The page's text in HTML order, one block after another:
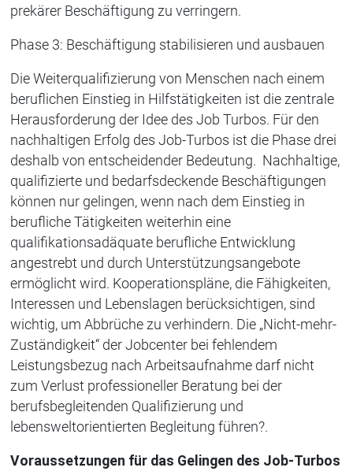
prekärer Beschäftigung zu verringern.
Phase 3: Beschäftigung stabilisieren und ausbauen
Die Weiterqualifizierung von Menschen nach einem
beruflichen Einstieg in Hilfstätigkeiten ist die zentrale
Herausforderung der Idee des Job Turbos. Für den
nachhaltigen Erfolg des Job-Turbos ist die Phase drei
deshalb von entscheidender Bedeutung. Nachhaltige,
qualifizierte und bedarfsdeckende Beschäftigungen
können nur gelingen, wenn nach dem Einstieg in
berufliche Tätigkeiten weiterhin eine
qualifikationsadäquate berufliche Entwicklung
angestrebt und durch Unterstützungsangebote
ermöglicht wird. Kooperationspläne, die Fähigkeiten,
Interessen und Lebenslagen berücksichtigen, sind
wichtig, um Abbrüche zu verhindern. Die „Nicht-mehr-
Zuständigkeit“ der Jobcenter bei fehlendem
Leistungsbezug nach Arbeitsaufnahme darf nicht
zum Verlust professioneller Beratung bei der
berufsbegleitenden Qualifizierung und
lebensweltorientierten Begleitung führen?.
Voraussetzungen für das Gelingen des Job-Turbos